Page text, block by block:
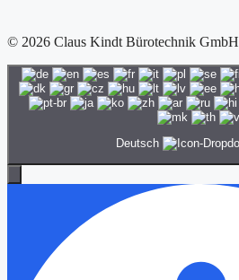
© 2026 Claus Kindt Bürotechnik GmbH
Deutsch